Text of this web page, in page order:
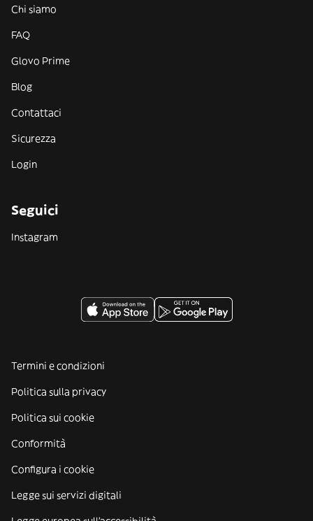
Chi siamo
FAQ
Glovo Prime
Blog
Contattaci
Sicurezza
Login
Seguici
Instagram
Termini e condizioni
Politica sulla privacy
Politica sui cookie
Conformità
Configura i cookie
Legge sui servizi digitali